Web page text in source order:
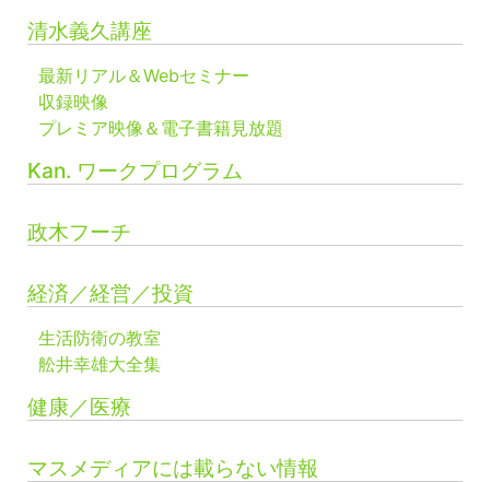
清水義久講座
最新リアル＆Webセミナー
収録映像
プレミア映像＆電子書籍見放題
Kan. ワークプログラム
政木フーチ
経済／経営／投資
生活防衛の教室
舩井幸雄大全集
健康／医療
マスメディアには載らない情報